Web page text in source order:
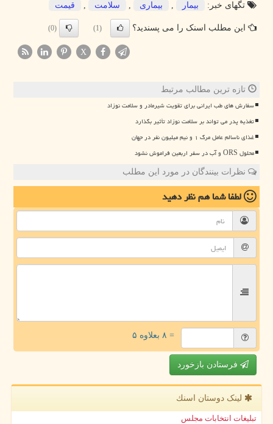
تگهای خبر:
بیمار , بیماری , سلامت , قیمت
این مطلب اسنک را می پسندید؟ (1)
(0)
X
تازه ترین مطالب مرتبط
سفارش های طب ایرانی برای تقویت شیرمادر و سلامت نوزاد
تغذیه پدر می تواند بر سلامت نوزاد تأثیر بگذارد
غذای ناسالم عامل مرگ ۱ و نیم میلیون نفر در جهان
محلول ORS و آب در سفر اربعین فراموش نشود
نظرات بینندگان در مورد این مطلب
لطفا شما همنظر دهید
= ۸ بعلاوه ۵
فرستادن بازخورد
لینک دوستان اسنك
تبلیغات انتخابات مجلس